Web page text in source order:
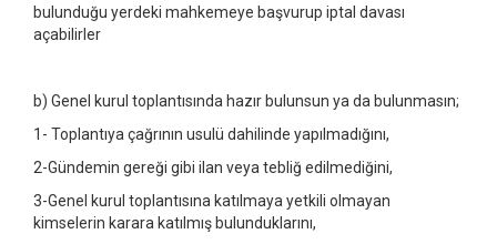
bulunduğu yerdeki mahkemeye başvurup iptal davası
açabilirler
b) Genel kurul toplantısında hazır bulunsun ya da bulunmasın;
1- Toplantıya çağrının usulü dahilinde yapılmadığını,
2-Gündemin gereği gibi ilan veya tebliğ edilmediğini,
3-Genel kurul toplantısına katılmaya yetkili olmayan
kimselerin karara katılmış bulunduklarını,